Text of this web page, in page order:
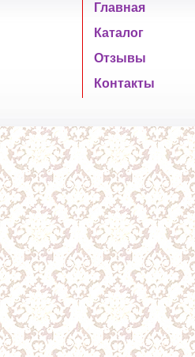
Главная
Каталог
Отзывы
Контакты